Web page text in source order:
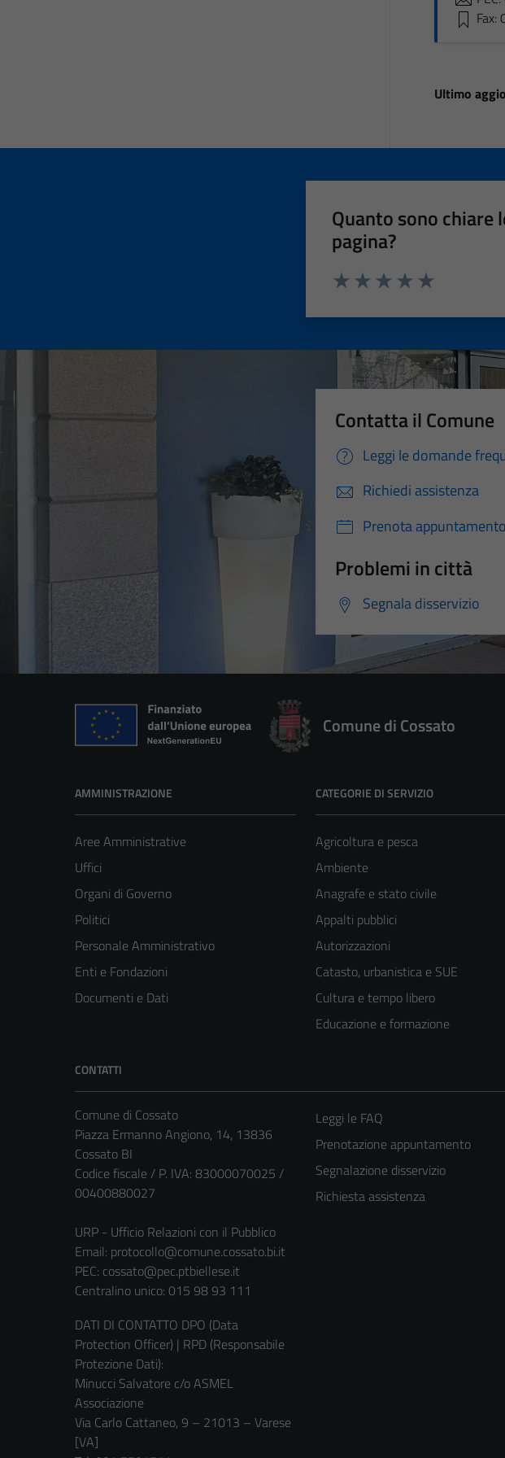
Fax:
Ultimo
Quanto sono chiare
pagina?
Contatta il Comune
Leggi le domande
Richiedi assistenza
Prenota appuntamento
Problemi in città
Segnala disservizio
Comune di Cossato
AMMINISTRAZIONE
Aree Amministrative
Uffici
Organi di Governo
Politici
Personale Amministrativo
Enti e Fondazioni
Documenti e Dati
CATEGORIE DI SERVIZIO
Agricoltura e pesca
Ambiente
Anagrafe e stato civile
Appalti pubblici
Autorizzazioni
Catasto, urbanistica e SUE
Cultura e tempo libero
Educazione e formazione
CONTATTI
Comune di Cossato
Piazza Ermanno Angiono, 14, 13836
Cossato BI
Codice fiscale / P. IVA: 83000070025 /
00400880027
URP - Ufficio Relazioni con il Pubblico
Email: protocollo@comune.cossato.bi.it
PEC: cossato@pec.ptbiellese.it
Centralino unico: 015 98 93 111
DATI DI CONTATTO DPO (Data
Protection Officer) | RPD (Responsabile
Protezione Dati):
Minucci Salvatore c/o ASMEL
Associazione
Via Carlo Cattaneo, 9 – 21013 – Varese
[VA]
Leggi le FAQ
Prenotazione appuntamento
Segnalazione disservizio
Richiesta assistenza